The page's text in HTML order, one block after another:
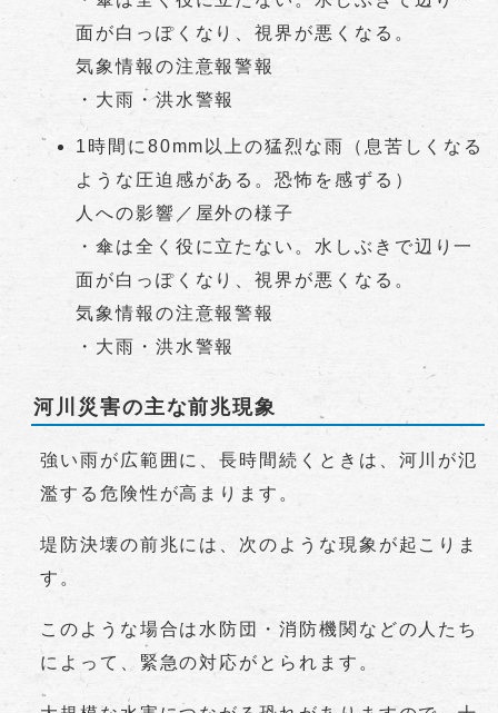
面が白っぽくなり、視界が悪くなる。
気象情報の注意報警報
・大雨・洪水警報
1時間に80mm以上の猛烈な雨（息苦しくなる
ような圧迫感がある。恐怖を感ずる）
人への影響／屋外の様子
・傘は全く役に立たない。水しぶきで辺り一
面が白っぽくなり、視界が悪くなる。
気象情報の注意報警報
・大雨・洪水警報
河川災害の主な前兆現象
強い雨が広範囲に、長時間続くときは、河川が氾
濫する危険性が高まります。
堤防決壊の前兆には、次のような現象が起こりま
す。
このような場合は水防団・消防機関などの人たち
によって、緊急の対応がとられます。